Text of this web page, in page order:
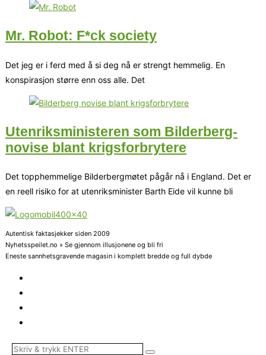
Mr. Robot: F*ck society
Det jeg er i ferd med å si deg nå er strengt hemmelig. En
konspirasjon større enn oss alle. Det
Utenriksministeren som Bilderberg-
novise blant krigsforbrytere
Det topphemmelige Bilderbergmøtet pågår nå i England. Det er
en reell risiko for at utenriksminister Barth Eide vil kunne bli
Autentisk faktasjekker siden 2009
Nyhetsspeilet.no » Se gjennom illusjonene og bli fri
Eneste sannhetsgravende magasin i komplett bredde og full dybde